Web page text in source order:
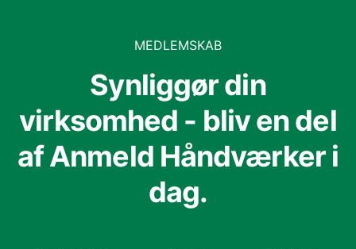
MEDLEMSKAB
Synliggør din
virksomhed - bliv en del
af Anmeld Håndværker i
dag.